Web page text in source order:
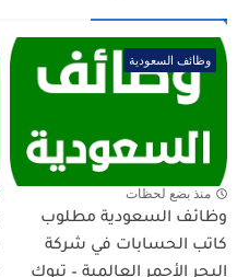
وظائف السعودية
منذ بضع لحظات
وظائف السعودية مطلوب
كاتب الحسابات في شركة
البحر الأحمر العالمية – تبوك